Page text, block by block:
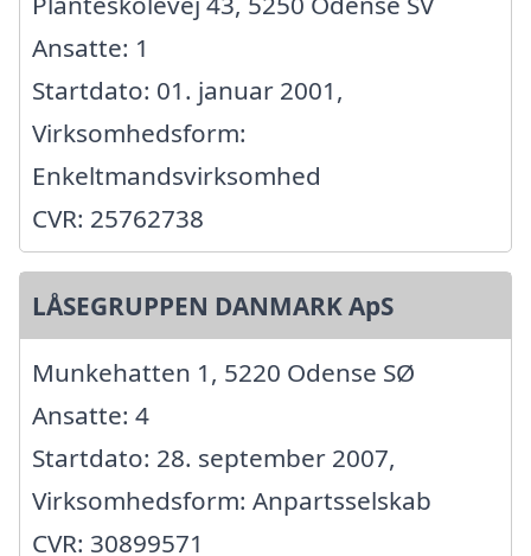
Ansatte: 1
Startdato: 01. januar 2001,
Virksomhedsform:
Enkeltmandsvirksomhed
CVR: 25762738
LÅSEGRUPPEN DANMARK ApS
Munkehatten 1, 5220 Odense SØ
Ansatte: 4
Startdato: 28. september 2007,
Virksomhedsform: Anpartsselskab
CVR: 30899571